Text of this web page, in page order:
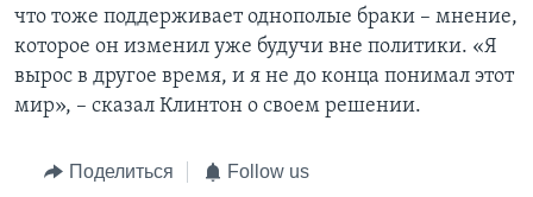
что тоже поддерживает однополые браки – мнение,
которое он изменил уже будучи вне политики. «Я
вырос в другое время, и я не до конца понимал этот
мир», – сказал Клинтон о своем решении.
Поделиться Follow us